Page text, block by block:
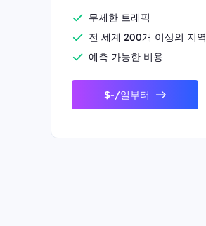
무제한 트래픽
전 세계 200개 이상의 지역
예측 가능한 비용
$-/일부터